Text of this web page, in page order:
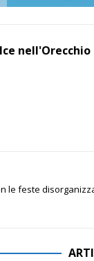
nell'Orecchio
le feste